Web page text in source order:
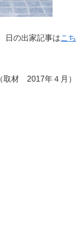
日の出家記事はこち
（取材 2017年４月）